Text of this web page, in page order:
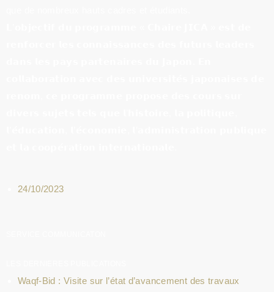
24/10/2023
Waqf-Bid : Visite sur l’état d’avancement des travaux